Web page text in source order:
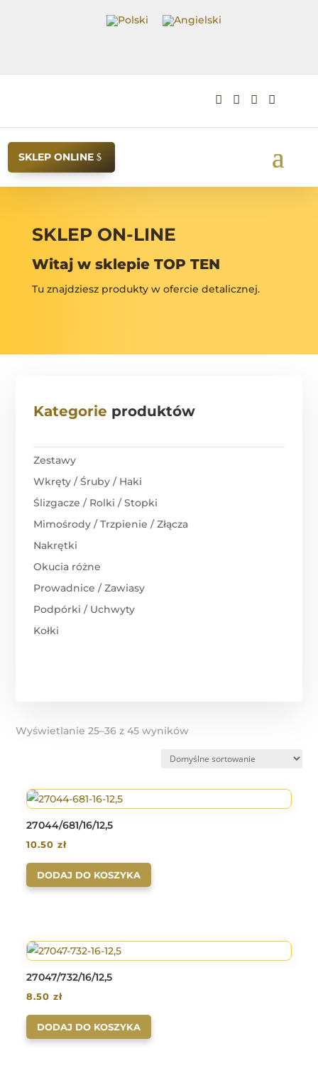
   
SKLEP ONLINE
SKLEP ON-LINE
Witaj w sklepie TOP TEN
Tu znajdziesz produkty w ofercie detalicznej.
Kategorie produktów
Zestawy
Wkręty / Śruby / Haki
Ślizgacze / Rolki / Stopki
Mimośrody / Trzpienie / Złącza
Nakrętki
Okucia różne
Prowadnice / Zawiasy
Podpórki / Uchwyty
Kołki
Wyświetlanie 25–36 z 45 wyników
27044/681/16/12,5
10.50zł
DODAJ DO KOSZYKA
27047/732/16/12,5
8.50zł
DODAJ DO KOSZYKA